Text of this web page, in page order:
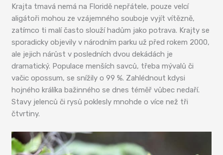
Krajta tmavá nemá na Floridě nepřátele, pouze velcí
aligátoři mohou ze vzájemného souboje vyjít vítězně,
zatímco ti malí často slouží hadům jako potrava. Krajty se
sporadicky objevily v národním parku už před rokem 2000,
ale jejich nárůst v posledních dvou dekádách je
dramatický. Populace menších savců, třeba mývalů či
vačic opossum, se snížily o 99 %. Zahlédnout kdysi
hojného králíka bažinného se dnes téměř vůbec nedaří.
Stavy jelenců či rysů poklesly mnohde o více než tři
čtvrtiny.